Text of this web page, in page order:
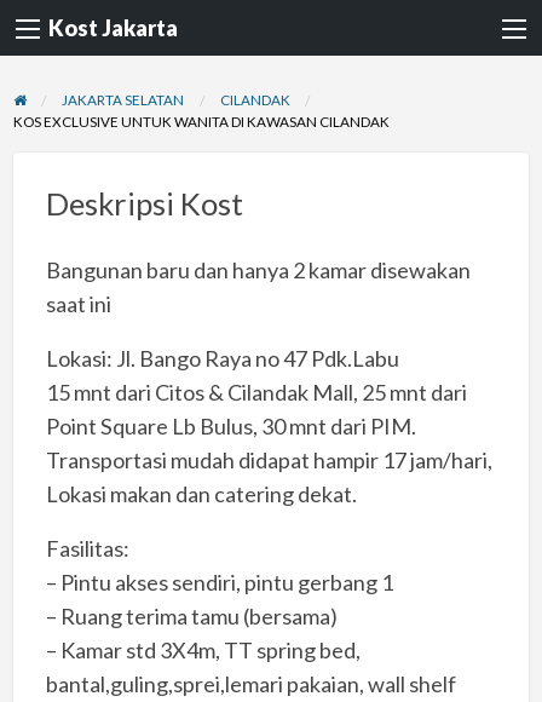
Kost Jakarta
JAKARTA SELATAN
CILANDAK
KOS EXCLUSIVE UNTUK WANITA DI KAWASAN CILANDAK
Deskripsi Kost
Bangunan baru dan hanya 2 kamar disewakan
saat ini
Lokasi: Jl. Bango Raya no 47 Pdk.Labu
15 mnt dari Citos & Cilandak Mall, 25 mnt dari
Point Square Lb Bulus, 30 mnt dari PIM.
Transportasi mudah didapat hampir 17 jam/hari,
Lokasi makan dan catering dekat.
Fasilitas:
– Pintu akses sendiri, pintu gerbang 1
– Ruang terima tamu (bersama)
– Kamar std 3X4m, TT spring bed,
bantal,guling,sprei,lemari pakaian, wall shelf